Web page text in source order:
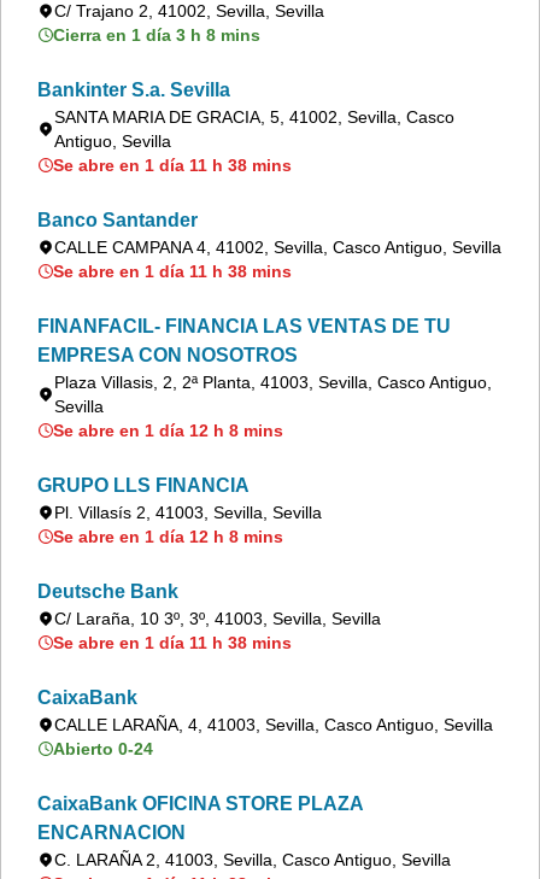
C/ Trajano 2, 41002, Sevilla, Sevilla
Cierra en 1 día 3 h 8 mins
Bankinter S.a. Sevilla
SANTA MARIA DE GRACIA, 5, 41002, Sevilla, Casco
Antiguo, Sevilla
Se abre en 1 día 11 h 38 mins
Banco Santander
CALLE CAMPANA 4, 41002, Sevilla, Casco Antiguo, Sevilla
Se abre en 1 día 11 h 38 mins
FINANFACIL- FINANCIA LAS VENTAS DE TU
EMPRESA CON NOSOTROS
Plaza Villasis, 2, 2ª Planta, 41003, Sevilla, Casco Antiguo,
Sevilla
Se abre en 1 día 12 h 8 mins
GRUPO LLS FINANCIA
Pl. Villasís 2, 41003, Sevilla, Sevilla
Se abre en 1 día 12 h 8 mins
Deutsche Bank
C/ Laraña, 10 3º, 3º, 41003, Sevilla, Sevilla
Se abre en 1 día 11 h 38 mins
CaixaBank
CALLE LARAÑA, 4, 41003, Sevilla, Casco Antiguo, Sevilla
Abierto 0-24
CaixaBank OFICINA STORE PLAZA
ENCARNACION
C. LARAÑA 2, 41003, Sevilla, Casco Antiguo, Sevilla